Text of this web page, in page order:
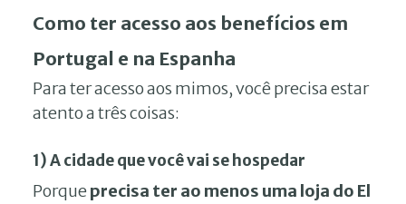
Como ter acesso aos benefícios em
Portugal e na Espanha
Para ter acesso aos mimos, você precisa estar
atento a três coisas:
1) A cidade que você vai se hospedar
Porqueprecisa ter ao menos uma loja do El